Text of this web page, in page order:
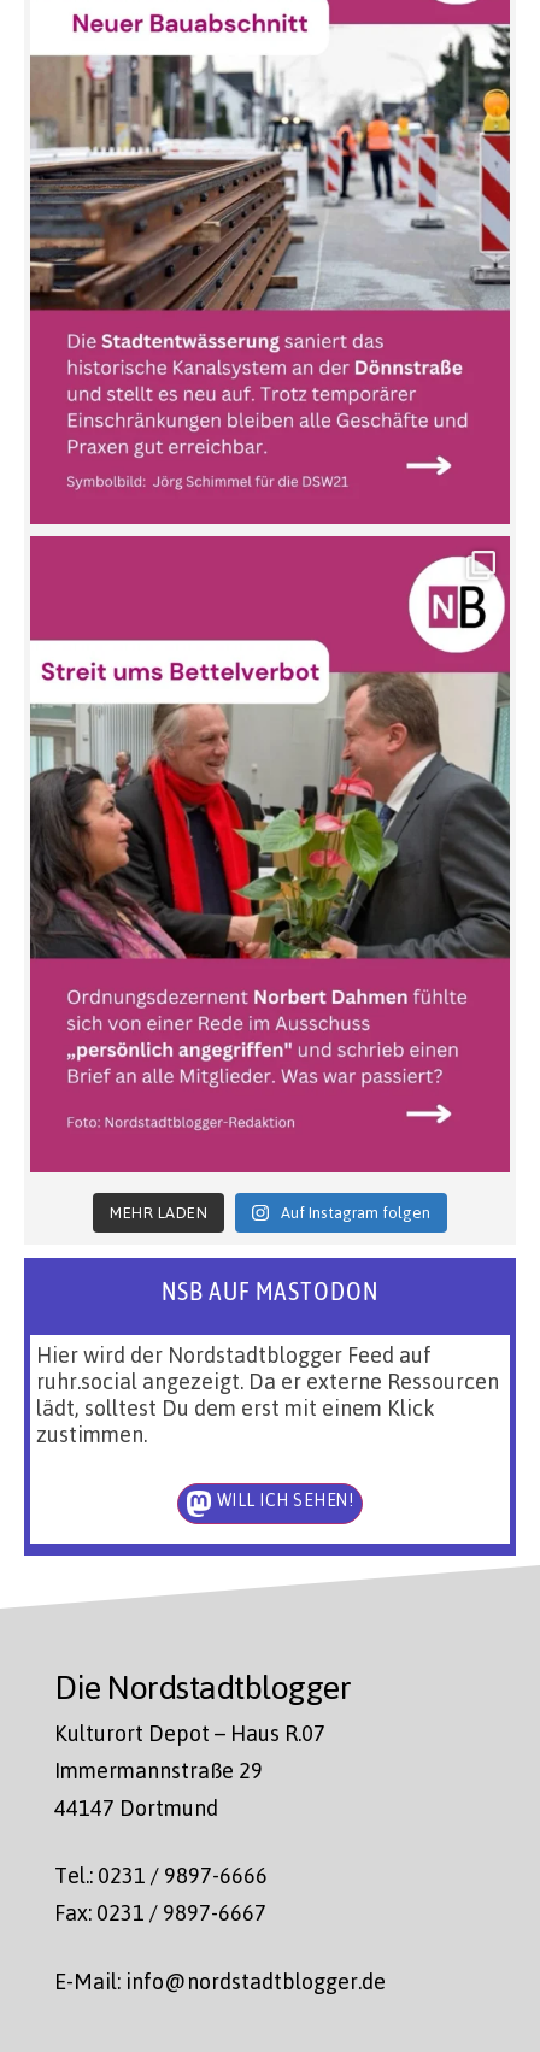
MEHR LADEN Auf Instagram folgen
NSB AUF MASTODON
Hier wird der Nordstadtblogger Feed auf
ruhr.social angezeigt. Da er externe Ressourcen
lädt, solltest Du dem erst mit einem Klick
zustimmen.
WILL ICH SEHEN!
Die Nordstadtblogger
Kulturort Depot – Haus R.07
Immermannstraße 29
44147 Dortmund
Tel.: 0231 / 9897-6666
Fax: 0231 / 9897-6667
E-Mail: info@nordstadtblogger.de